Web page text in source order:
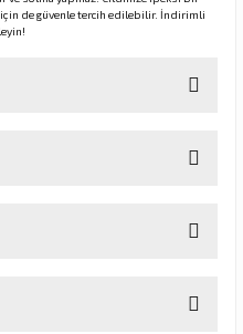
de güvenle tercih edilebilir. İndirimli